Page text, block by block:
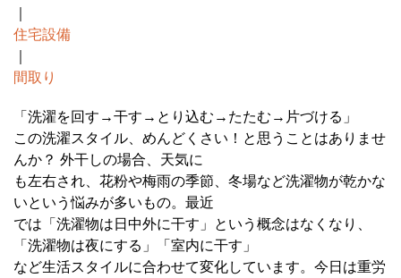
住宅設備
間取り
「洗濯を回す→干す→とり込む→たたむ→片づける」
この洗濯スタイル、めんどくさい！と思うことはありませ
んか？ 外干しの場合、天気に
も左右され、花粉や梅雨の季節、冬場など洗濯物が乾かな
いという悩みが多いもの。最近
では「洗濯物は日中外に干す」という概念はなくなり、
「洗濯物は夜にする」「室内に干す」
など生活スタイルに合わせて変化しています。今日は重労